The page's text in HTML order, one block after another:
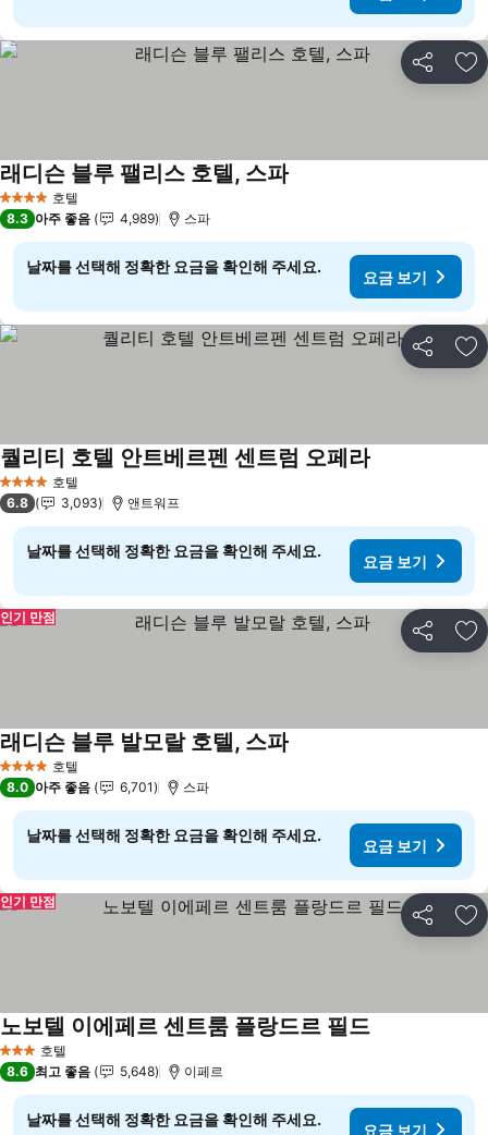
공유 즐
4 성급 호텔
래디슨 블루 팰리스 호텔, 스파
8.3 아주 좋음 4,989 스파
날짜를 선택해 정확한 요금을 확인해 주세요.
요금 보기
공유 즐
4 성급 호텔
퀄리티 호텔 안트베르펜 센트럼 오페라
6.8 3,093 앤트워프
날짜를 선택해 정확한 요금을 확인해 주세요.
요금 보기
공유 즐
인기 만점
4 성급 호텔
래디슨 블루 발모랄 호텔, 스파
8.0 아주 좋음 6,701 스파
날짜를 선택해 정확한 요금을 확인해 주세요.
요금 보기
공유 즐
인기 만점
3 성급 호텔
노보텔 이에페르 센트룸 플랑드르 필드요금 보기
8.6 최고 좋음 5,648 이페르
날짜를 선택해 정확한 요금을 확인해 주세요.
요금 보기